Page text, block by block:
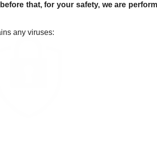
that, for your safety, we are
any viruses: